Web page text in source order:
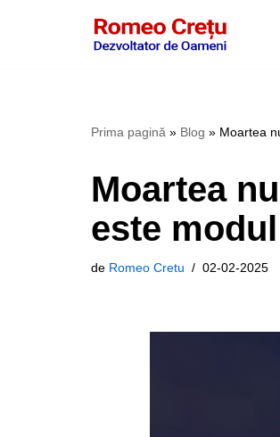
Prima pagină » Blog » Moartea
Moartea
este
de Romeo Cretu 02-02-2025